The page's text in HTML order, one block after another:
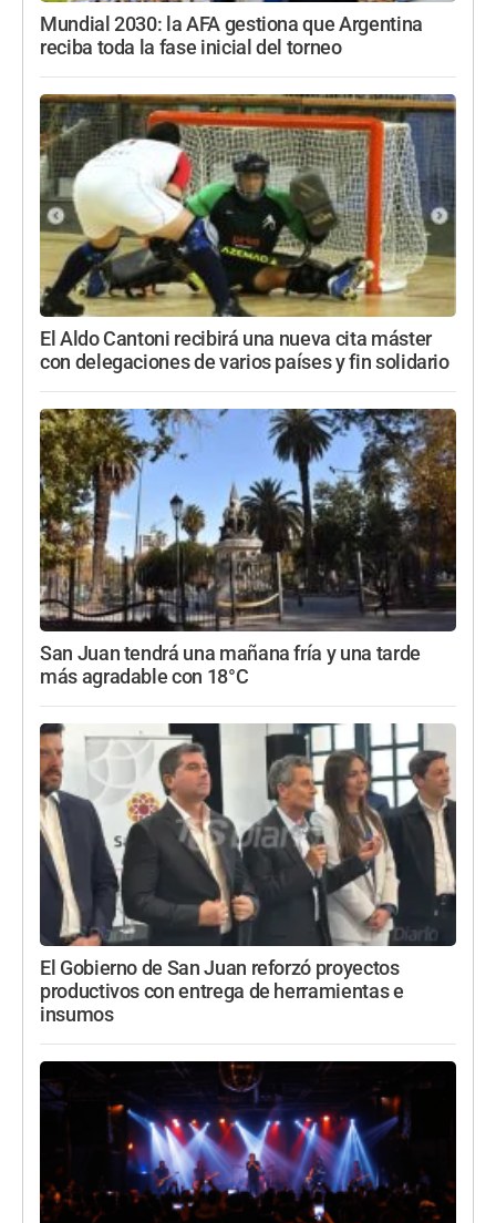
Mundial 2030: la AFA gestiona que Argentina
reciba toda la fase inicial del torneo
El Aldo Cantoni recibirá una nueva cita máster
con delegaciones de varios países y fin solidario
San Juan tendrá una mañana fría y una tarde
más agradable con 18°C
El Gobierno de San Juan reforzó proyectos
productivos con entrega de herramientas e
insumos